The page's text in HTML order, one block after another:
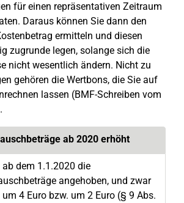
für einen repräsentativen Zeitraum
Daraus können Sie dann den
ermitteln und diesen
zugrunde legen, solange sich die
nicht wesentlich ändern. Nicht zu
gehören die Wertbons, die Sie auf
lassen (BMF-Schreiben vom
ab 2020 erhöht
ab dem 1.1.2020 die
angehoben, und zwar
4 Euro bzw. um 2 Euro (§ 9 Abs.